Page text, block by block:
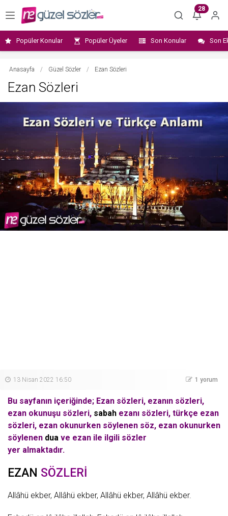
28
Popüler Konular Popüler Üyeler Son Konular Son
Anasayfa / Güzel Sözler / Ezan Sözleri
Ezan Sözleri
13 Nisan 2022 16:50 1 yorum
Bu sayfanın içeriğinde; Ezan sözleri, ezanın sözleri,
ezan okunuşu sözleri, sabah ezanı sözleri, türkçe ezan
sözleri, ezan okunurken söylenen söz, ezan okunurken
söylenen dua ve ezan ile ilgili sözler
yer almaktadır.
EZAN SÖZLERİ
Allâhü ekber, Allâhü ekber, Allâhü ekber, Allâhü ekber.